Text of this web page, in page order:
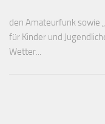
den Amateurfunk sowie
für Kinder und
Wetter...